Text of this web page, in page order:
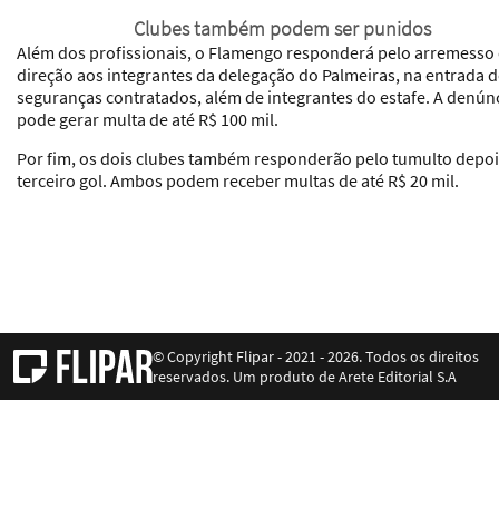
Clubes também podem ser punidos
Além dos profissionais, o Flamengo responderá pelo arremesso
direção aos integrantes da delegação do Palmeiras, na entrada
seguranças contratados, além de integrantes do estafe. A
pode gerar multa de até R$ 100 mil.
Por fim, os dois clubes também responderão pelo tumulto
terceiro gol. Ambos podem receber multas de até R$ 20 mil.
© Copyright Flipar - 2021 - 2026. Todos os direitos
reservados. Um produto de Arete Editorial S.A